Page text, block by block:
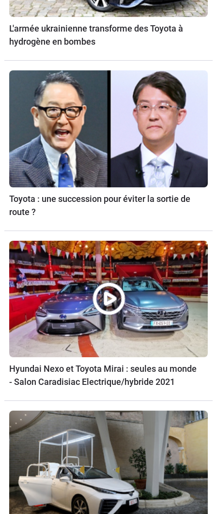
L'armée ukrainienne transforme des Toyota à
hydrogène en bombes
Toyota : une succession pour éviter la sortie de
route ?
Hyundai Nexo et Toyota Mirai : seules au monde
- Salon Caradisiac Electrique/hybride 2021